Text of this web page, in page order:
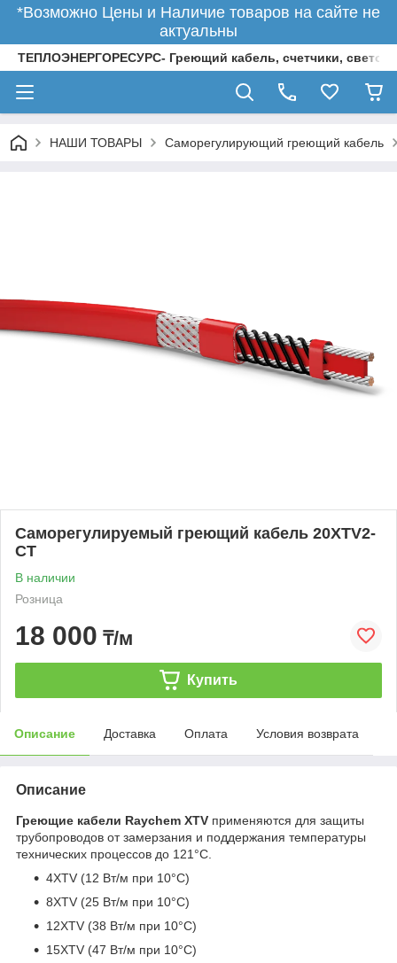
*Возможно Цены и Наличие товаров на сайте не
актуальны
ТЕПЛОЭНЕРГОРЕСУРС- Греющий кабель, счетчики,
НАШИ ТОВАРЫ Саморегулирующий греющий кабель
Саморегулируемый греющий кабель 20XTV2-
CT
В наличии
Розница
18 000 ₸/м
Купить
Описание Доставка Оплата Условия возврата
Описание
Греющие кабели Raychem XTV применяются для защиты
трубопроводов от замерзания и поддержания температуры
технических процессов до 121°C.
4XTV (12 Вт/м при 10°C)
8XTV (25 Вт/м при 10°C)
12XTV (38 Вт/м при 10°C)
15XTV (47 Вт/м при 10°C)